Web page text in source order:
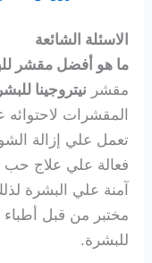
الاسئلة الشائعة
ما هو أفضل مقشر
مقشر نيتروجينا
المقشرات لاحتوائه
تعمل علي إزالة
فعالة علي علاج حب
آمنة علي البشرة
مختبر من قبل
للبشرة.